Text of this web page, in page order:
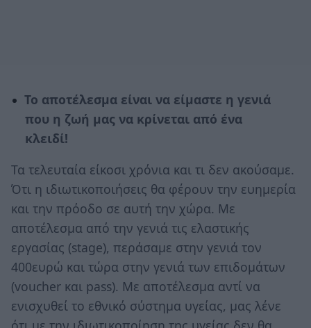
Το αποτέλεσμα είναι να είμαστε η γενιά
που η ζωή μας να κρίνεται από ένα
κλειδί!
Τα τελευταία είκοσι χρόνια και τι δεν ακούσαμε.
Ότι η ιδιωτικοποιήσεις θα φέρουν την ευημερία
και την πρόοδο σε αυτή την χώρα. Με
αποτέλεσμα από την γενιά τις ελαστικής
εργασίας (stage), περάσαμε στην γενιά τον
400ευρώ και τώρα στην γενιά των επιδομάτων
(voucher και pass). Με αποτέλεσμα αντί να
ενισχυθεί το εθνικό σύστημα υγείας, μας λένε